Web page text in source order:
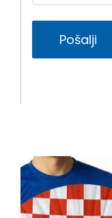
Pošalji